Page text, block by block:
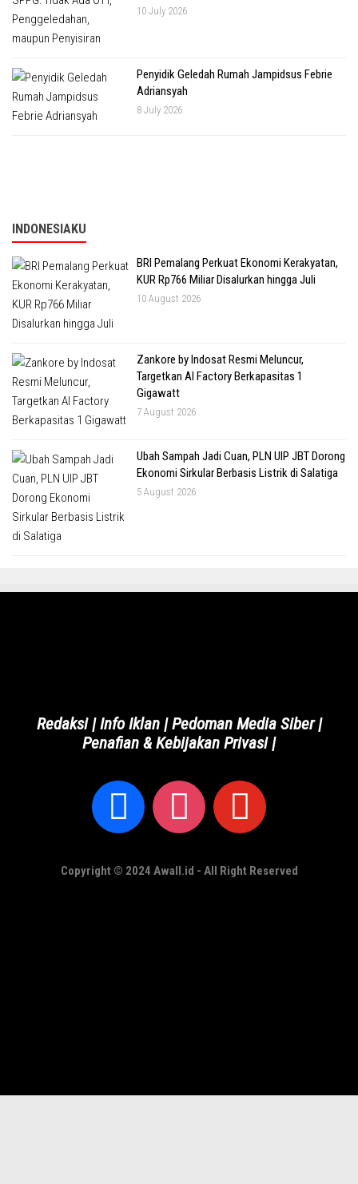
10 July 2026
Penyidik Geledah Rumah Jampidsus Febrie
Adriansyah
8 July 2026
INDONESIAKU
BRI Pemalang Perkuat Ekonomi Kerakyatan,
KUR Rp766 Miliar Disalurkan hingga Juli
10 August 2026
Zankore by Indosat Resmi Meluncur,
Targetkan AI Factory Berkapasitas 1
Gigawatt
7 August 2026
Ubah Sampah Jadi Cuan, PLN UIP JBT Dorong
Ekonomi Sirkular Berbasis Listrik di Salatiga
5 August 2026
Redaksi |Info Iklan|Pedoman Media Siber|
Penafian & Kebijakan Privasi|
Copyright © 2024 Awall.id - All Right Reserved